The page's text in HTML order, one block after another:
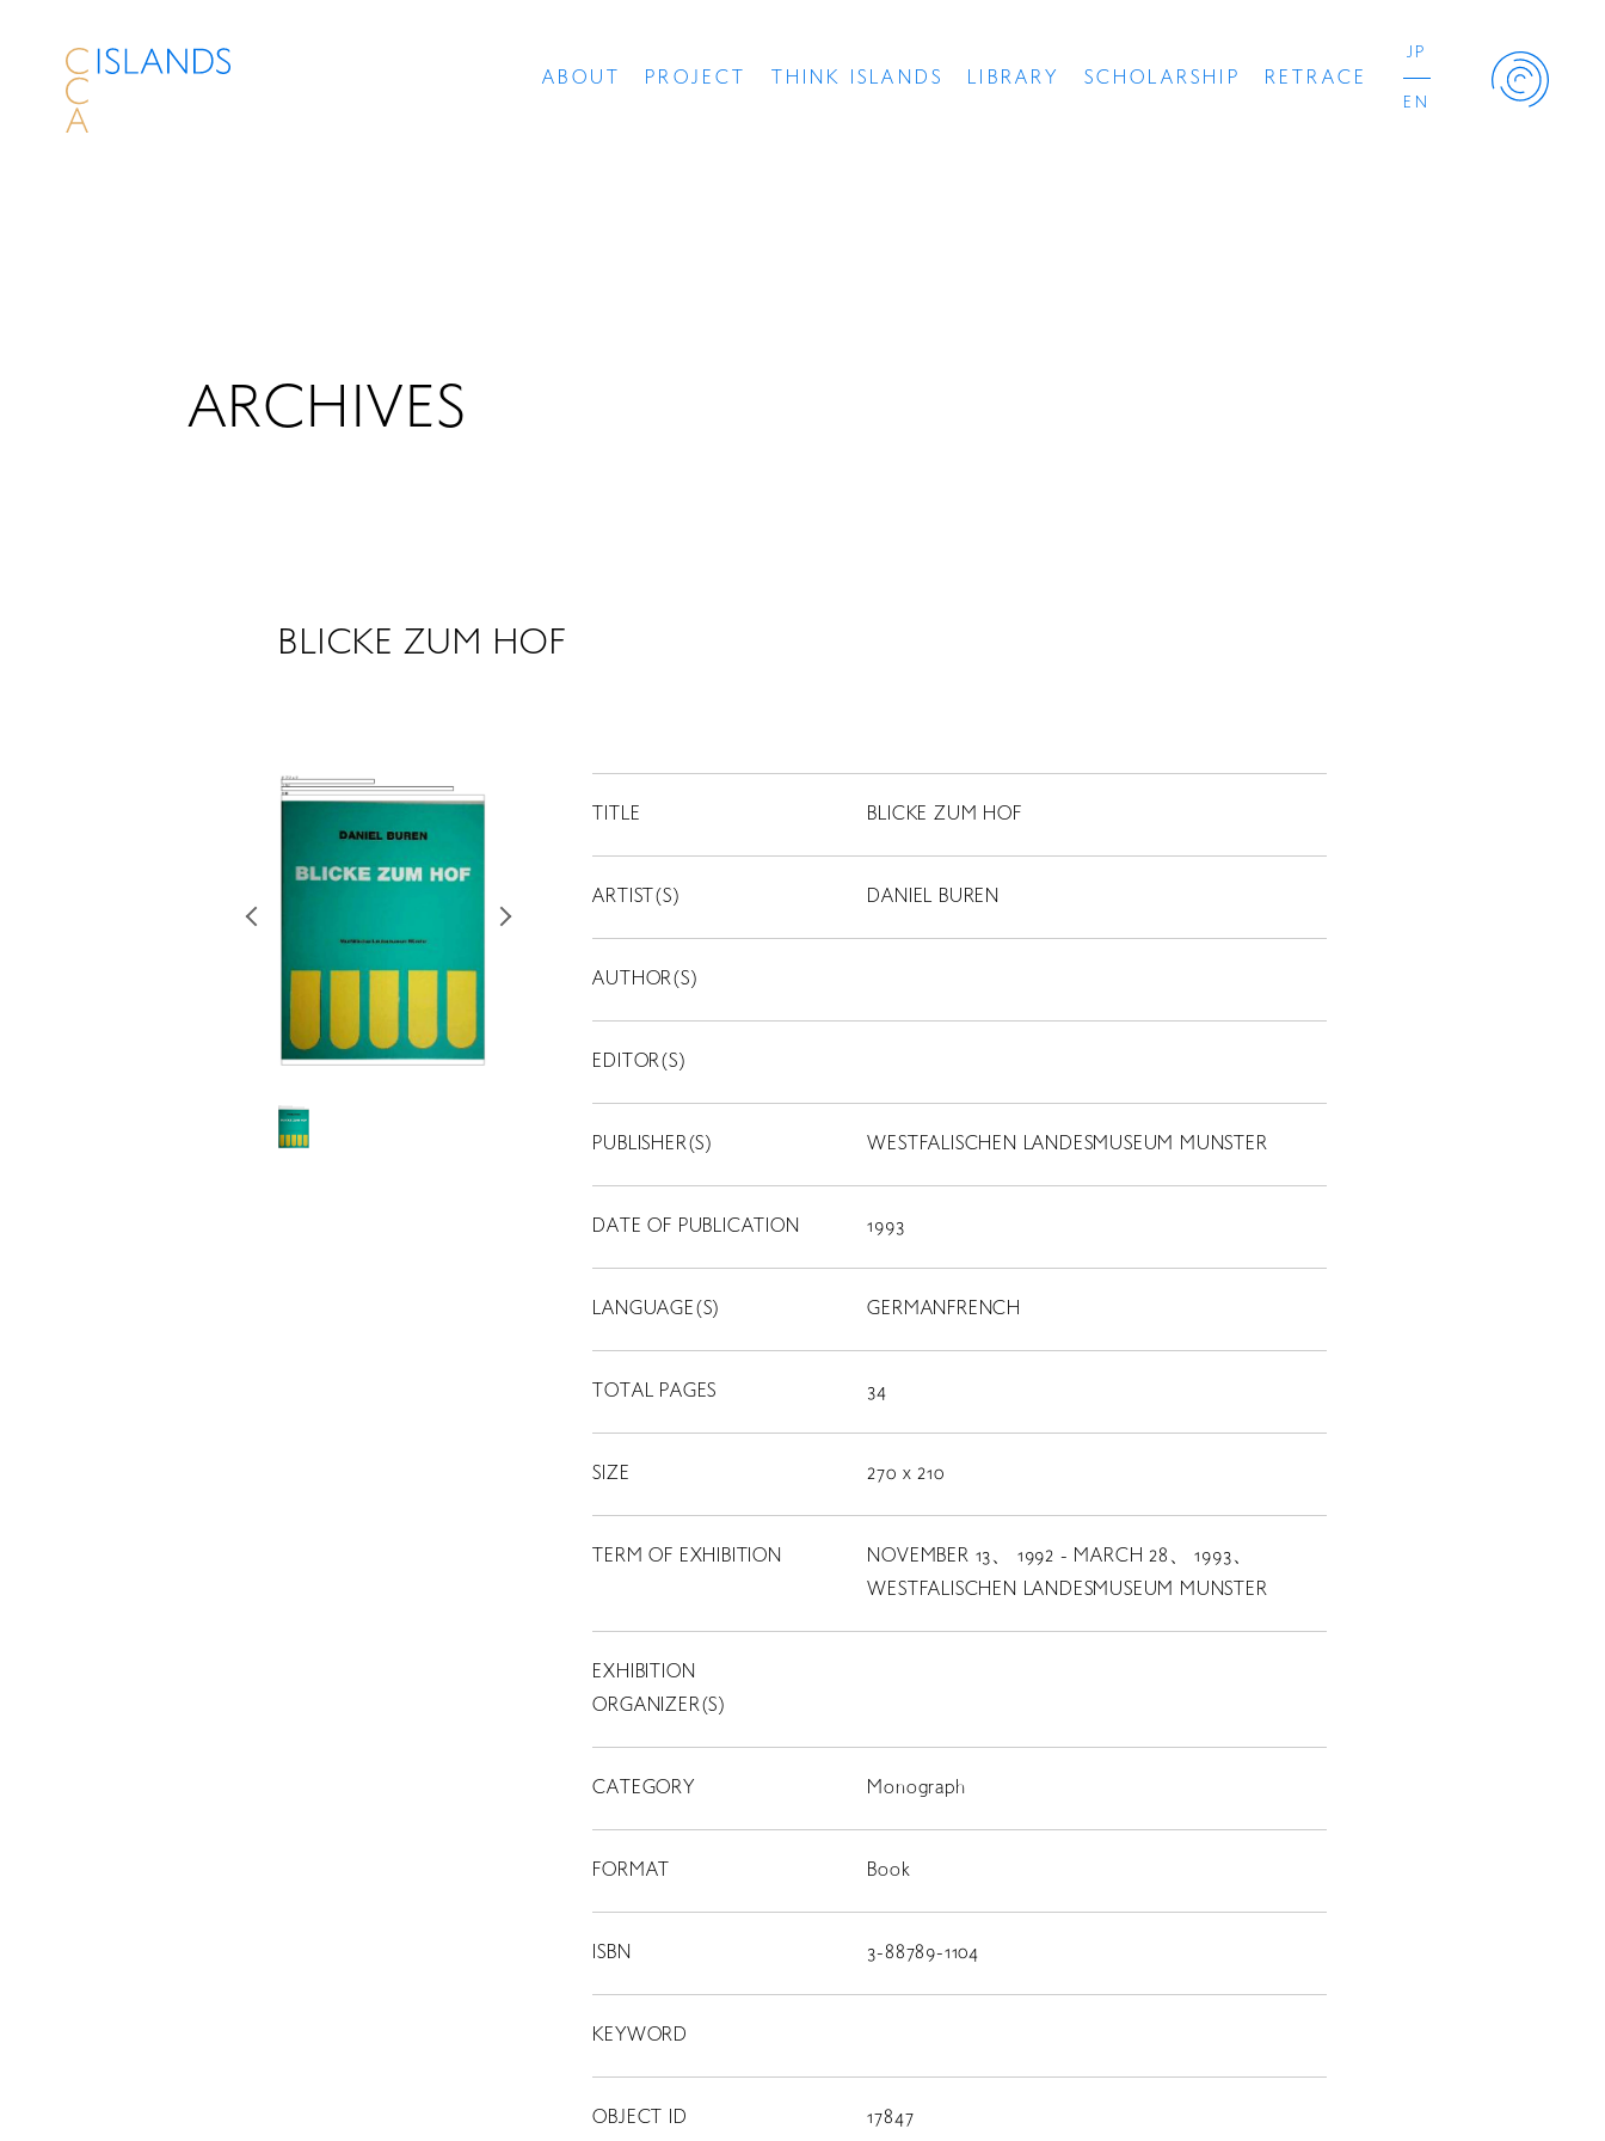
ABOUT PROJECT THINK ISLANDS LIBRARY SCHOLARSHIP RETRACE
JP
EN
THINK ISLANDS
LIBRARY
RETRACE
コンサート
CONTACT
JP
ARCHIVES
BLICKE ZUM HOF
TITLE BLICKE ZUM HOF
ARTIST(S) DANIEL BUREN
AUTHOR(S)
EDITOR(S)
PUBLISHER(S) WESTFALISCHEN LANDESMUSEUM MUNSTER
DATE OF PUBLICATION 1993
LANGUAGE(S) GERMANFRENCH
TOTAL PAGES 34
SIZE 270 x 210
TERM OF EXHIBITION
NOVEMBER 13、 1992 - MARCH 28、 1993、
WESTFALISCHEN LANDESMUSEUM MUNSTER
EXHIBITION
ORGANIZER(S)
CATEGORY Monograph
FORMAT Book
ISBN 3-88789-1104
KEYWORD
OBJECT ID 17847